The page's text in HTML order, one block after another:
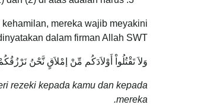
mereka wajib meyakini
dalam firman Allah SWT:
وَلاَ تَقْتُلُواْ أَوْلاَدَكُم مِّنْ إمْلاَقٍ نَّحْنُ
rezeki kepada kamu dan kepada
mereka.